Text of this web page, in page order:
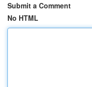
Submit a Comment
No HTML